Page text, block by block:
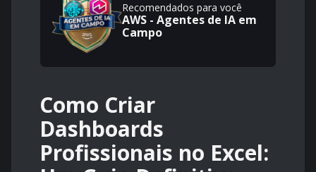
Recomendados para você
AWS - Agentes de IA em
Campo
Como Criar
Dashboards
Profissionais no Excel: